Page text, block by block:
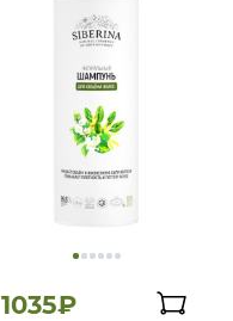
1035₽